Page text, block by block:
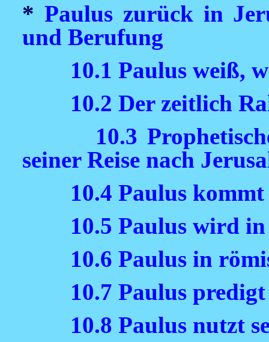
* Paulus zurück in
und Berufung
10.1 Paulus weiß,
10.2 Der zeitlich
10.3
seiner Reise nach
10.4 Paulus
10.5 Paulus wird
10.6 Paulus in
10.7 Paulus
10.8 Paulus nutzt